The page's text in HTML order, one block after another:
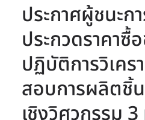
ประกาศผู้ชนะก
ประกวดราคา
ปฏิบัติการวิเคร
สอบการผลิตชิ้
เชิงวิศวกรรม